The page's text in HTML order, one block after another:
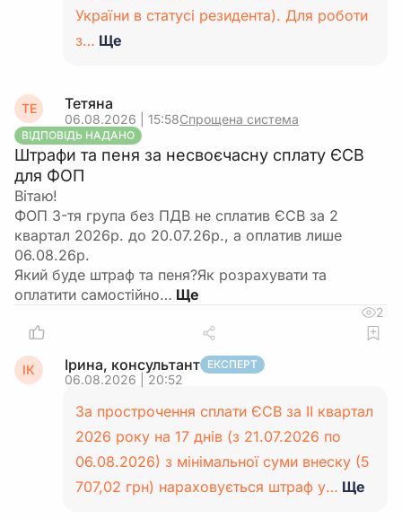
України в статусі резидента). Для роботи
з… Ще
ТЕ Тетяна
06.08.2026 | 15:58Спрощена система
ВІДПОВІДЬ НАДАНО
Штрафи та пеня за несвоєчасну сплату ЄСВ
для ФОП
Вітаю!
ФОП 3-тя група без ПДВ не сплатив ЄСВ за 2
квартал 2026р. до 20.07.26р., а оплатив лише
06.08.26р.
Який буде штраф та пеня?Як розрахувати та
оплатити самостійно…
2
ІК Ірина, консультант ЕКСПЕРТ
06.08.2026 | 20:52
За прострочення сплати ЄСВ за II квартал
2026 року на 17 днів (з 21.07.2026 по
06.08.2026) з мінімальної суми внеску (5
707,02 грн) нараховується штраф у… Ще